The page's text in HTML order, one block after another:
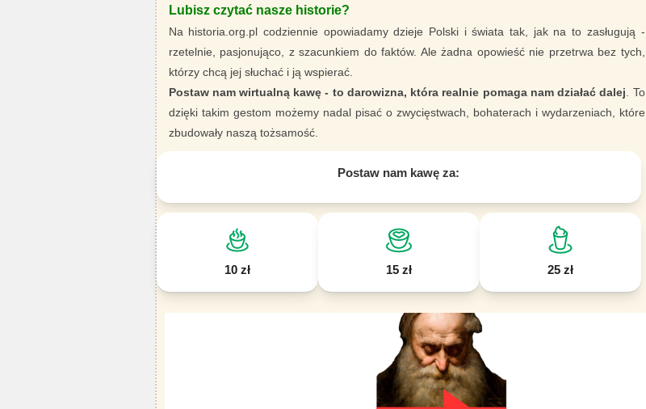
Lubisz czytać nasze historie?
Na historia.org.pl codziennie opowiadamy dzieje Polski i świata tak, jak na to zasługują -
rzetelnie, pasjonująco, z szacunkiem do faktów. Ale żadna opowieść nie przetrwa bez tych,
którzy chcą jej słuchać i ją wspierać.
Postaw nam wirtualną kawę - to darowizna, która realnie pomaga nam działać dalej . To
dzięki takim gestom możemy nadal pisać o zwycięstwach, bohaterach i wydarzeniach, które
zbudowały naszą tożsamość.
Postaw nam kawę za:
10 zł 15 zł 25 zł